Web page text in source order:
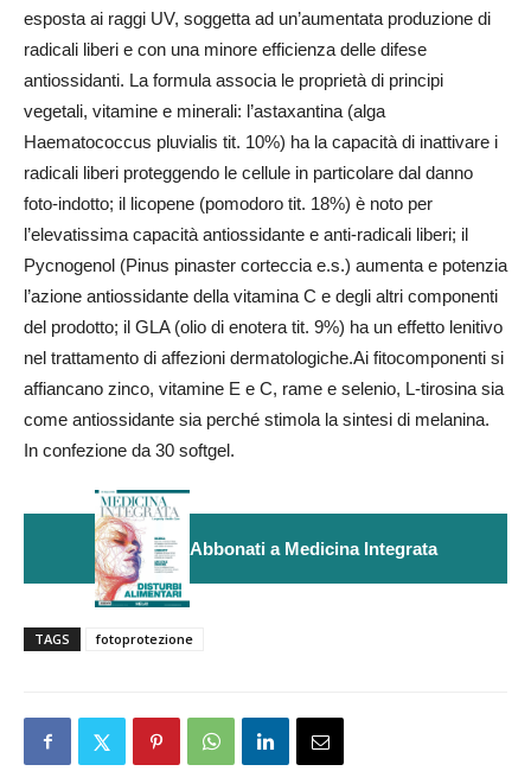
esposta ai raggi UV, soggetta ad un’aumentata produzione di
radicali liberi e con una minore efficienza delle difese
antiossidanti. La formula associa le proprietà di principi
vegetali, vitamine e minerali: l’astaxantina (alga
Haematococcus pluvialis tit. 10%) ha la capacità di inattivare i
radicali liberi proteggendo le cellule in particolare dal danno
foto-indotto; il licopene (pomodoro tit. 18%) è noto per
l’elevatissima capacità antiossidante e anti-radicali liberi; il
Pycnogenol (Pinus pinaster corteccia e.s.) aumenta e potenzia
l’azione antiossidante della vitamina C e degli altri componenti
del prodotto; il GLA (olio di enotera tit. 9%) ha un effetto lenitivo
nel trattamento di affezioni dermatologiche.Ai fitocomponenti si
affiancano zinco, vitamine E e C, rame e selenio, L-tirosina sia
come antiossidante sia perché stimola la sintesi di melanina.
In confezione da 30 softgel.
Abbonati a Medicina Integrata
TAGS fotoprotezione